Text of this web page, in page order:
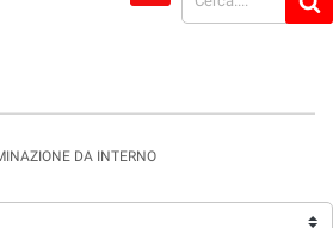
DA INTERNO